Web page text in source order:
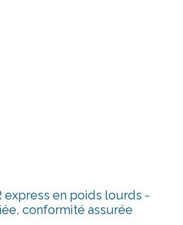
express en poids lourds -
conformité assurée